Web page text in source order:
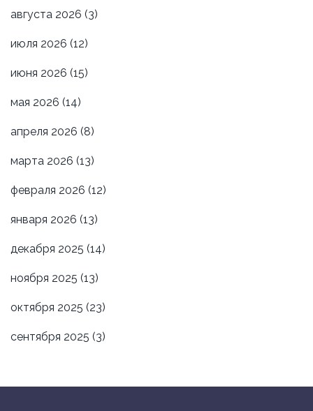
августа 2026 (3)
июля 2026 (12)
июня 2026 (15)
мая 2026 (14)
апреля 2026 (8)
марта 2026 (13)
февраля 2026 (12)
января 2026 (13)
декабря 2025 (14)
ноября 2025 (13)
октября 2025 (23)
сентября 2025 (3)